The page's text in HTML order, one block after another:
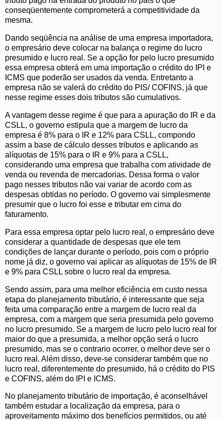
conseqüentemente comprometerá a competitividade da
mesma.
Dando seqüência na análise de uma empresa importadora,
o empresário deve colocar na balança o regime do lucro
presumido e lucro real. Se a opção for pelo lucro presumido
essa empresa obterá em uma importação o crédito do IPI e
ICMS que poderão ser usados da venda. Entretanto a
empresa não se valerá do crédito do PIS/ COFINS, já que
nesse regime esses dois tributos são cumulativos.
A vantagem desse regime é que para a apuração do IR e da
CSLL, o governo estipula que a margem de lucro da
empresa é 8% para o IR e 12% para CSLL, compondo
assim a base de cálculo desses tributos e aplicando as
alíquotas de 15% para o IR e 9% para a CSLL,
considerando uma empresa que trabalha com atividade de
venda ou revenda de mercadorias. Dessa forma o valor
pago nesses tributos não vai variar de acordo com as
despesas obtidas no período. O governo vai simplesmente
presumir que o lucro foi esse e tributar em cima do
faturamento.
Para essa empresa optar pelo lucro real, o empresário deve
considerar a quantidade de despesas que ele tem
condições de lançar durante o período, pois com o próprio
nome já diz, o governo vai aplicar as alíquotas de 15% de IR
e 9% para CSLL sobre o lucro real da empresa.
Sendo assim, para uma melhor eficiência em custo nessa
etapa do planejamento tributário, é interessante que seja
feita uma comparação entre a margem de lucro real da
empresa, com a margem que seria presumida pelo governo
no lucro presumido. Se a margem de lucro pelo lucro real for
maior do que a presumida, a melhor opção será o lucro
presumido, mas se o contrario ocorrer, o melhor deve ser o
lucro real. Além disso, deve-se considerar também que no
lucro real, diferentemente do presumido, há o crédito do PIS
e COFINS, além do IPI e ICMS.
No planejamento tributário de importação, é aconselhável
também estudar a localização da empresa, para o
aproveitamento máximo dos benefícios permitidos, ou até